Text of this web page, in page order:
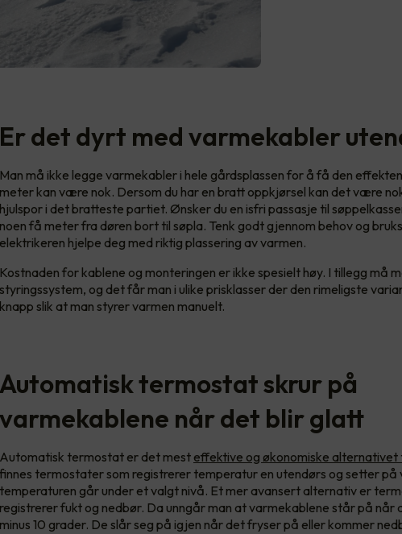
Er det dyrt med varmekabler
Man må ikke legge varmekabler i hele gårdsplassen for å få den
meter kan være nok. Dersom du har en bratt oppkjørsel kan det være
hjulspor i det bratteste partiet. Ønsker du en isfri passasje til
noen få meter fra døren bort til søpla. Tenk godt gjennom behov og
elektrikeren hjelpe deg med riktig plassering av varmen.
Kostnaden for kablene og monteringen er ikke spesielt høy. I tillegg må
styringssystem, og det får man i ulike prisklasser der den rimeligste
knapp slik at man styrer varmen manuelt.
Automatisk termostat skrur på
varmekablene når det blir glatt
Automatisk termostat er det mest effektive og økonomiske alternativet
finnes termostater som registrerer temperatur en utendørs og setter på
temperaturen går under et valgt nivå. Et mer avansert alternativ er
registrerer fukt og nedbør. Da unngår man at varmekablene står på når
minus 10 grader. De slår seg på igjen når det fryser på eller kommer